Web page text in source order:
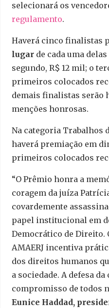
selecionará os
regulamento.
Haverá cinco finalistas
lugar de cada uma
segundo, R$ 12 mil; o
primeiros colocados
demais finalistas serão
menções honrosas.
Na categoria Trabalhos
haverá premiação em
primeiros colocados
“O Prêmio honra a
coragem da juíza
covardemente
papel institucional em
Democrático de Direito.
AMAERJ incentiva
dos direitos humanos
a sociedade. A defesa
compromisso de todos
Eunice Haddad,